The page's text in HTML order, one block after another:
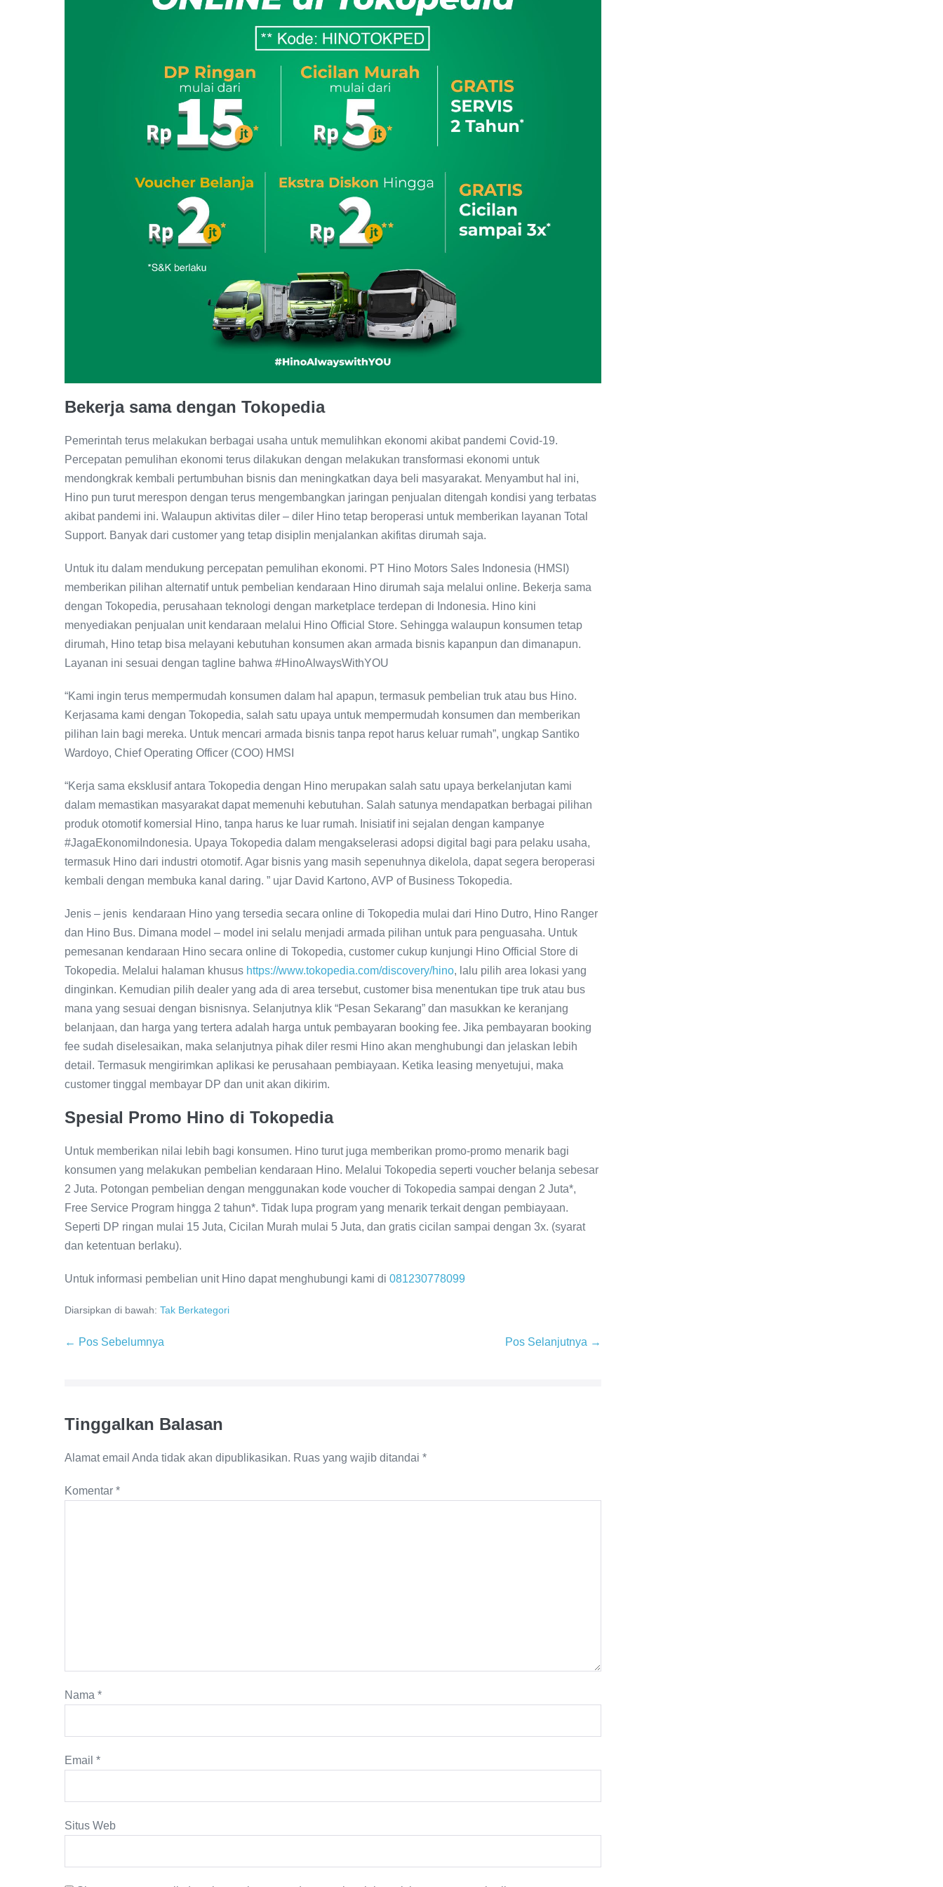
Bekerja sama dengan Tokopedia
Pemerintah terus melakukan berbagai usaha untuk memulihkan ekonomi akibat pandemi Covid-19.
Percepatan pemulihan ekonomi terus dilakukan dengan melakukan transformasi ekonomi untuk
mendongkrak kembali pertumbuhan bisnis dan meningkatkan daya beli masyarakat. Menyambut hal ini,
Hino pun turut merespon dengan terus mengembangkan jaringan penjualan ditengah kondisi yang terbatas
akibat pandemi ini. Walaupun aktivitas diler – diler Hino tetap beroperasi untuk memberikan layanan Total
Support. Banyak dari customer yang tetap disiplin menjalankan akifitas dirumah saja.
Untuk itu dalam mendukung percepatan pemulihan ekonomi. PT Hino Motors Sales Indonesia (HMSI)
memberikan pilihan alternatif untuk pembelian kendaraan Hino dirumah saja melalui online. Bekerja sama
dengan Tokopedia, perusahaan teknologi dengan marketplace terdepan di Indonesia. Hino kini
menyediakan penjualan unit kendaraan melalui Hino Official Store. Sehingga walaupun konsumen tetap
dirumah, Hino tetap bisa melayani kebutuhan konsumen akan armada bisnis kapanpun dan dimanapun.
Layanan ini sesuai dengan tagline bahwa #HinoAlwaysWithYOU
“Kami ingin terus mempermudah konsumen dalam hal apapun, termasuk pembelian truk atau bus Hino.
Kerjasama kami dengan Tokopedia, salah satu upaya untuk mempermudah konsumen dan memberikan
pilihan lain bagi mereka. Untuk mencari armada bisnis tanpa repot harus keluar rumah”, ungkap Santiko
Wardoyo, Chief Operating Officer (COO) HMSI
“Kerja sama eksklusif antara Tokopedia dengan Hino merupakan salah satu upaya berkelanjutan kami
dalam memastikan masyarakat dapat memenuhi kebutuhan. Salah satunya mendapatkan berbagai pilihan
produk otomotif komersial Hino, tanpa harus ke luar rumah. Inisiatif ini sejalan dengan kampanye
#JagaEkonomiIndonesia. Upaya Tokopedia dalam mengakselerasi adopsi digital bagi para pelaku usaha,
termasuk Hino dari industri otomotif. Agar bisnis yang masih sepenuhnya dikelola, dapat segera beroperasi
kembali dengan membuka kanal daring. ” ujar David Kartono, AVP of Business Tokopedia.
Jenis – jenis kendaraan Hino yang tersedia secara online di Tokopedia mulai dari Hino Dutro, Hino Ranger
dan Hino Bus. Dimana model – model ini selalu menjadi armada pilihan untuk para penguasaha. Untuk
pemesanan kendaraan Hino secara online di Tokopedia, customer cukup kunjungi Hino Official Store di
Tokopedia. Melalui halaman khusus https://www.tokopedia.com/discovery/hino, lalu pilih area lokasi yang
dinginkan. Kemudian pilih dealer yang ada di area tersebut, customer bisa menentukan tipe truk atau bus
mana yang sesuai dengan bisnisnya. Selanjutnya klik “Pesan Sekarang” dan masukkan ke keranjang
belanjaan, dan harga yang tertera adalah harga untuk pembayaran booking fee. Jika pembayaran booking
fee sudah diselesaikan, maka selanjutnya pihak diler resmi Hino akan menghubungi dan jelaskan lebih
detail. Termasuk mengirimkan aplikasi ke perusahaan pembiayaan. Ketika leasing menyetujui, maka
customer tinggal membayar DP dan unit akan dikirim.
Spesial Promo Hino di Tokopedia
Untuk memberikan nilai lebih bagi konsumen. Hino turut juga memberikan promo-promo menarik bagi
konsumen yang melakukan pembelian kendaraan Hino. Melalui Tokopedia seperti voucher belanja sebesar
2 Juta. Potongan pembelian dengan menggunakan kode voucher di Tokopedia sampai dengan 2 Juta*,
Free Service Program hingga 2 tahun*. Tidak lupa program yang menarik terkait dengan pembiayaan.
Seperti DP ringan mulai 15 Juta, Cicilan Murah mulai 5 Juta, dan gratis cicilan sampai dengan 3x. (syarat
dan ketentuan berlaku).
Untuk informasi pembelian unit Hino dapat menghubungi kami di 081230778099
Diarsipkan di bawah: Tak Berkategori
← Pos Sebelumnya Pos Selanjutnya →
Tinggalkan Balasan
Alamat email Anda tidak akan dipublikasikan. Ruas yang wajib ditandai *
Komentar *
Nama *
Email *
Situs Web